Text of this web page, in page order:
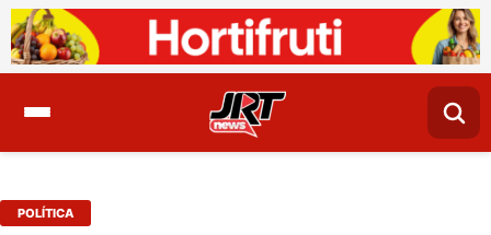
POLÍTICA